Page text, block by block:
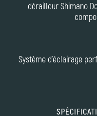
dérailleur Shimano
Système d'éclairage